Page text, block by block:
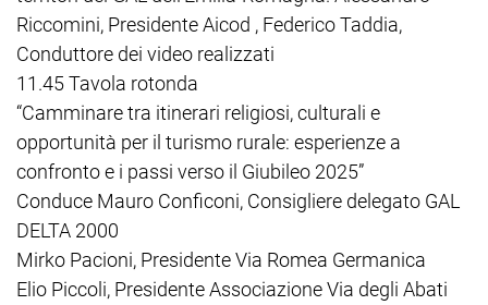
Riccomini, Presidente Aicod , Federico Taddia,
Conduttore dei video realizzati
11.45 Tavola rotonda
“Camminare tra itinerari religiosi, culturali e
opportunità per il turismo rurale: esperienze a
confronto e i passi verso il Giubileo 2025”
Conduce Mauro Conficoni, Consigliere delegato GAL
DELTA 2000
Mirko Pacioni, Presidente Via Romea Germanica
Elio Piccoli, Presidente Associazione Via degli Abati